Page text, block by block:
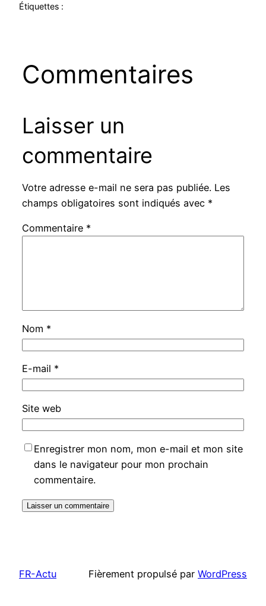
Étiquettes :
Commentaires
Laisser un
commentaire
Votre adresse e-mail ne sera pas publiée. Les
champs obligatoires sont indiqués avec *
Commentaire *
Nom *
E-mail *
Site web
Enregistrer mon nom, mon e-mail et mon site
dans le navigateur pour mon prochain
commentaire.
FR-Actu Fièrement propulsé par WordPress